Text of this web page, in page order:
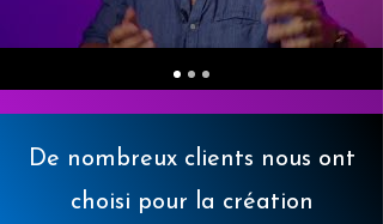
De nombreux clients nous ont
choisi pour la création